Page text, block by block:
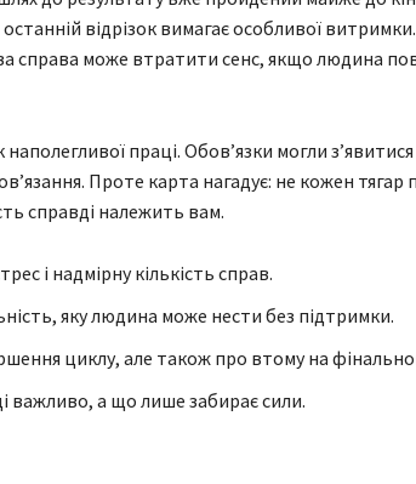
відрізок вимагає особливої
справа може втратити сенс, якщо людина
праці. Обов’язки могли
Проте карта нагадує: не кожен тягар
справді належить вам.
і надмірну кількість справ.
яку людина може нести без підтримки.
циклу, але також про втому на
важливо, а що лише забирає сили.